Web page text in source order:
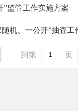
”监管工作实施方案
机、一公开”抽査工
到第 页